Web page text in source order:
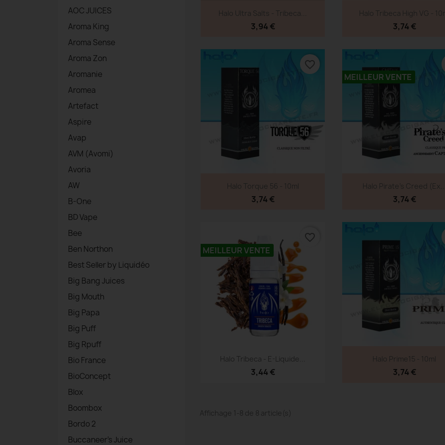
AOC JUICES
Aroma King
Aroma Sense
Aroma Zon
Aromanie
Aromea
Artefact
Aspire
Avap
AVM (Avomi)
Avoria
AW
B-One
BD Vape
Bee
Ben Northon
Best Seller by Liquidéo
Big Bang Juices
Big Mouth
Big Papa
Big Puff
Big Rpuff
Bio France
BioConcept
Blox
Boombox
Bordo 2
Buccaneer's Juice
Aperçu rapide
Halo Ultra Salts - Tribeca...
3,94 €
 Aperçu rapide
Halo Tribeca High VG -
3,74 €
Aperçu rapide
Halo Torque 56 - 10ml
3,74 €
favorite_border
Aperçu rapide
Halo Pirate's Creed (ex...
MEILLEUR VENTE
3,74 €
Aperçu rapide
Halo Tribeca - E-Liquide...
MEILLEUR VENTE
3,44 €
favorite_border
Aperçu rapide
Halo Prime15 - 10ml
3,74 €
Affichage 1-8 de 8 article(s)